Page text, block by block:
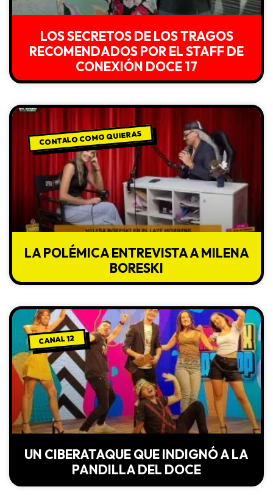
LOS SECRETOS DE LOS TRAGOS
RECOMENDADOS POR EL STAFF DE
CONEXIÓN DOCE 17
CONTALO COMO QUIERAS
LA POLÉMICA ENTREVISTA A MILENA
BORESKI
CANAL 12
UN CIBERATAQUE QUE INDIGNÓ A LA
PANDILLA DEL DOCE